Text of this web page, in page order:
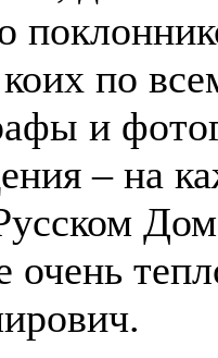
по
и
– на
очень